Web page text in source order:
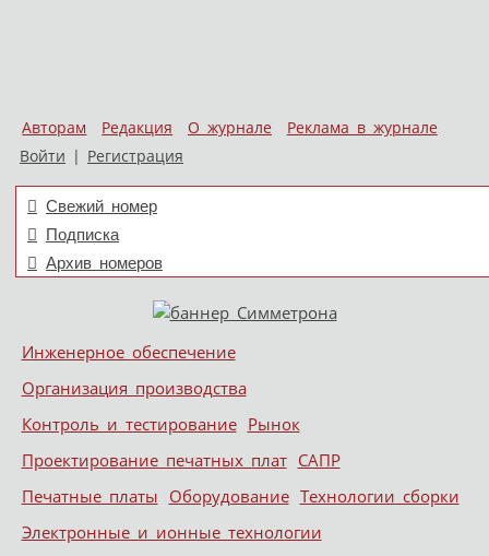
Авторам Редакция О журнале
Реклама в журнале
Войти | Регистрация
Свежий номер
Подписка
Архив номеров
Меню
Skip to content
Инженерное обеспечение
Организация производства
Контроль и тестирование Рынок
Проектирование печатных плат САПР
Печатные платы Оборудование Технологии сборки
Электронные и ионные технологии